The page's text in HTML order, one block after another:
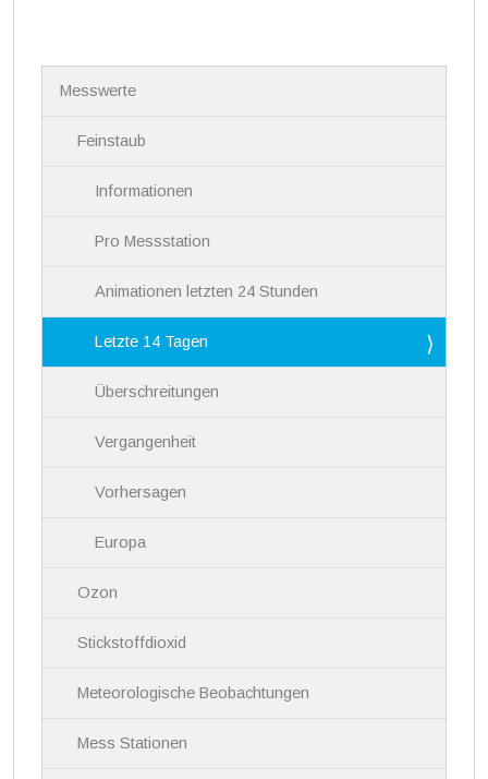
Messwerte
Feinstaub
Informationen
Pro Messstation
Animationen letzten 24 Stunden
Letzte 14 Tagen
Überschreitungen
Vergangenheit
Vorhersagen
Europa
Ozon
Stickstoffdioxid
Meteorologische Beobachtungen
Mess Stationen